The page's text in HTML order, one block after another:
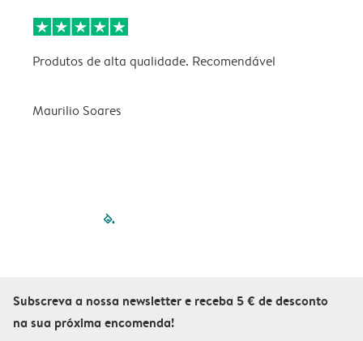
Produtos de alta qualidade. Recomendável
Maurilio Soares
filled-pagination
Subscreva a nossa newsletter e receba 5 € de desconto
na sua próxima encomenda!